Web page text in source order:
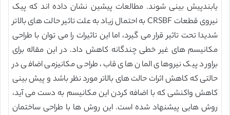
یابندپیش بینی شوند. مطالعات پیشین نشان داده اند که پیک
نیروی قطعات CRSBF به احتمال زیاد به علت تاثیر حالت های بالاتر
شدیدا تحت تاثیر قرار می گیرد، اما این تاثیرات را می توان با طراحی
مکانیسم های غیر خطی چندگانه کاهش داد. در این مقاله برای
براورد پیک نیروهای المان های قاب، طراحی مکانیزمی اضافی در
حالتی که کاهش اثرات حالت های بالاتر مورد نظر باشد و پیش بینی
کاهش واکنشی که با اضافه کردن این مکانیسم به دست می آید،
روش هایی پیشنهاد شده است. این روش ها با طراحی ساختمان